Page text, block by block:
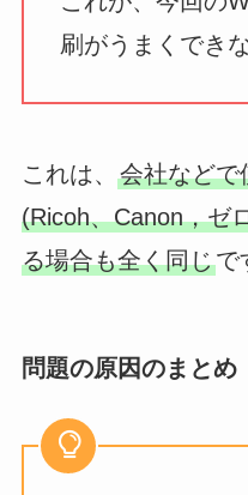
刷がうまくでき
これは、 会社などで
(Ricoh、Canon，ゼ
る場合も全く同じで
問題の原因のまとめ